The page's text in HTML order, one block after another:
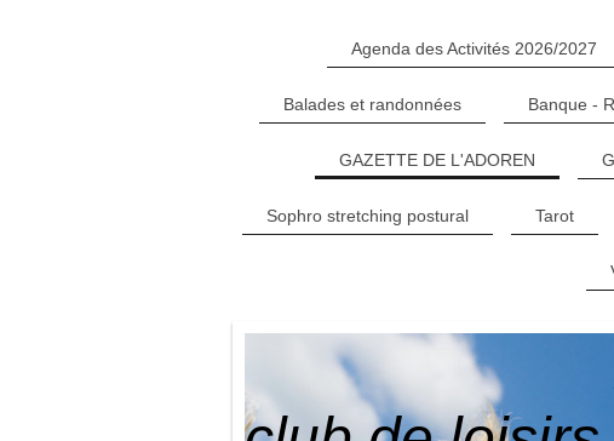
Agenda des Activités 2026/2027
Balades et randonnées Banque -
GAZETTE DE L'ADOREN
Sophro stretching postural Tarot